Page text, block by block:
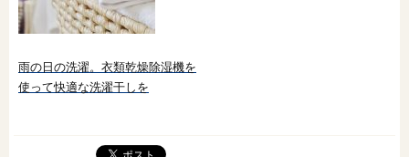
雨の日の洗濯。衣類乾燥除湿機を
使って快適な洗濯干しを